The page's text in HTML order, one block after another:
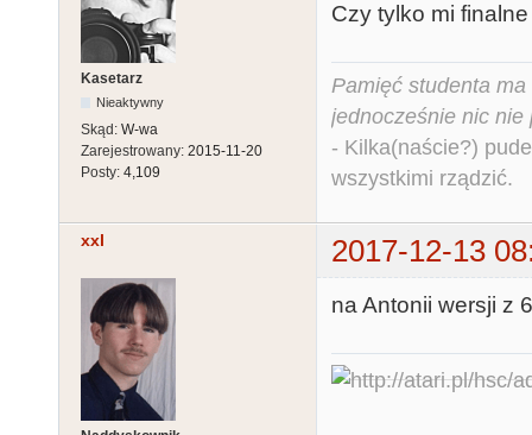
Kasetarz
Nieaktywny
Skąd: W-wa
Zarejestrowany: 2015-11-20
Posty: 4,109
Czy tylko mi
Pamięć studenta
jednocześnie nic nie
- Kilka(naście?)
wszystkimi rządzić.
xxl 2017-12-13
na Antonii wersji z